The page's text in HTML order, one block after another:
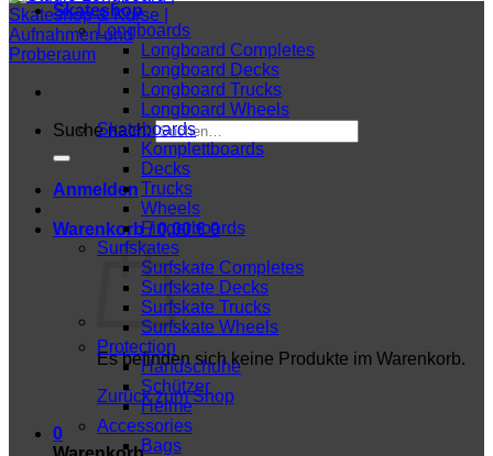
Suche nach:
Anmelden
Warenkorb /0,00€ 0
Es befinden sich keine Produkte im Warenkorb.
Zurück zum Shop
0
Skateshop
Longboards
Longboard Completes
Longboard Decks
Longboard Trucks
Longboard Wheels
Skateboards
Komplettboards
Decks
Trucks
Wheels
Fingerboards
Surfskates
Surfskate Completes
Surfskate Decks
Surfskate Trucks
Surfskate Wheels
Protection
Handschuhe
Schützer
Helme
Accessories
Bags